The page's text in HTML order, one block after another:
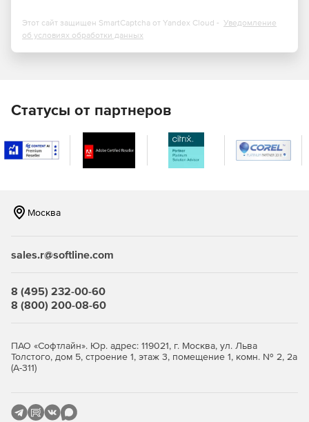
Этот сайт защищен SmartCaptcha от Yandex Cloud - Уведомление
об условиях обработки данных
Статусы от партнеров
Москва
sales.r@softline.com
8 (495) 232-00-60
8 (800) 200-08-60
ПАО «Софтлайн». Юр. адрес: 119021, г. Москва, ул. Льва
Толстого, дом 5, строение 1, этаж 3, помещение 1, комн. № 2, 2а
(А-311)